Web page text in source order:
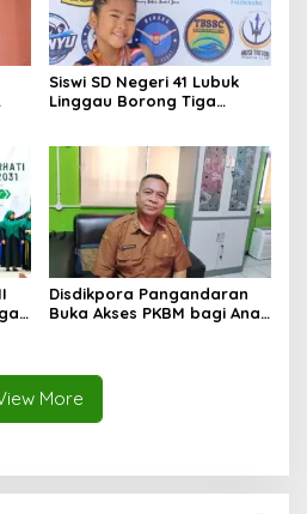
Siswi SD Negeri 41 Lubuk
Linggau Borong Tiga
Indonesia Palembang
Disdikpora Pangandaran
Buka Akses PKBM bagi Anak
More